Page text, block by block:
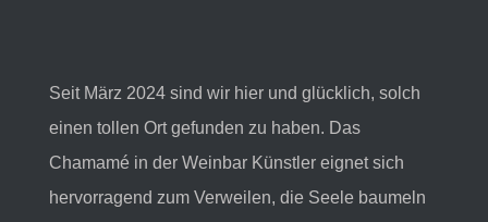
Seit März 2024 sind wir hier und glücklich, solch
einen tollen Ort gefunden zu haben. Das
Chamamé in der Weinbar Künstler eignet sich
hervorragend zum Verweilen, die Seele baumeln